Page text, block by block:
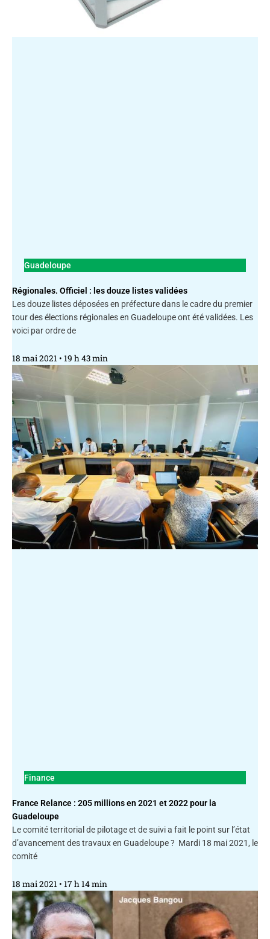
Guadeloupe
Régionales. Officiel : les douze listes validées
Les douze listes déposées en préfecture dans le cadre du premier
tour des élections régionales en Guadeloupe ont été validées. Les
voici par ordre de
18 mai 2021 19 h 43 min
Finance
France Relance : 205 millions en 2021 et 2022 pour la
Guadeloupe
Le comité territorial de pilotage et de suivi a fait le point sur l’état
d’avancement des travaux en Guadeloupe ? Mardi 18 mai 2021, le
comité
18 mai 2021 17 h 14 min